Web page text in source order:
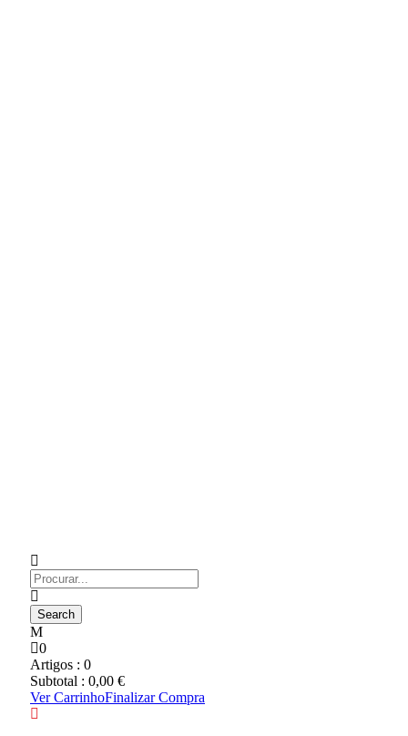
0
Artigos : 0
Subtotal : 0,00 €
Ver CarrinhoFinalizar Compra